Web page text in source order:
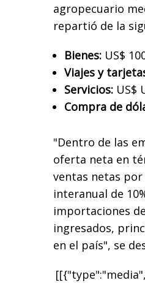
agropecuario
repartió de la
Bienes: US$
Viajes y
Servicios: US$
Compra de
"Dentro de las
oferta neta en
ventas netas por
interanual de
importaciones
ingresados,
en el país", se